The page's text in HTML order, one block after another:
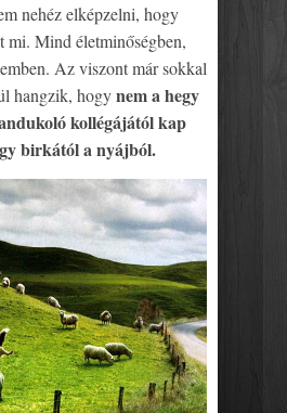
nehéz elképzelni, hogy
mi. Mind életminőségben,
Az viszont már sokkal
hangzik, hogynem a hegy
kollégájától kap
birkától a nyájból.